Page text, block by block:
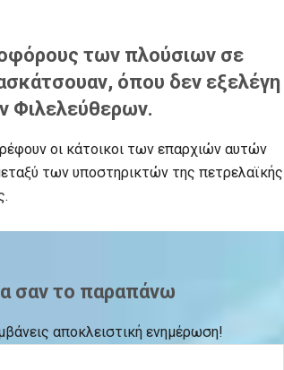
των πλούσιων σε
όπου δεν εξελέγη
Φιλελεύθερων.
οι κάτοικοι των επαρχιών αυτών
των υποστηρικτών της πετρελαϊκής
σαν το παραπάνω
αποκλειστική ενημέρωση!